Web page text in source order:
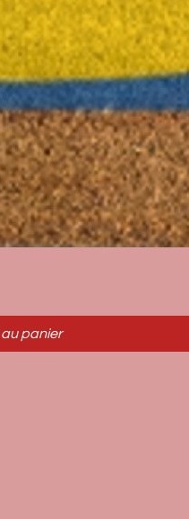
panier